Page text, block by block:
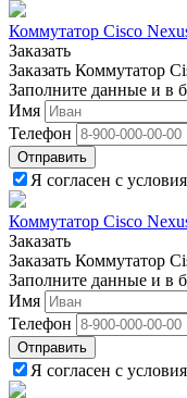
Коммутатор Cisco
Заказать
Заказать Коммутатор
Заполните данные и в
Имя
Телефон
Отправить
Я согласен с
Коммутатор Cisco
Заказать
Заказать Коммутатор
Заполните данные и в
Имя
Телефон
Отправить
Я согласен с